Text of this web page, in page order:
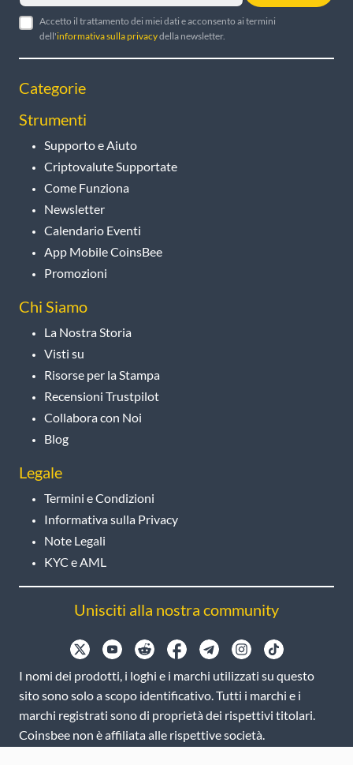
Accetto il trattamento dei miei dati e acconsento ai termini
dell'informativa sulla privacydella newsletter.
Categorie
Strumenti
Supporto e Aiuto
Criptovalute Supportate
Come Funziona
Newsletter
Calendario Eventi
App Mobile CoinsBee
Promozioni
Chi Siamo
La Nostra Storia
Visti su
Risorse per la Stampa
Recensioni Trustpilot
Collabora con Noi
Blog
Legale
Termini e Condizioni
Informativa sulla Privacy
Note Legali
KYC e AML
Unisciti alla nostra community
I nomi dei prodotti, i loghi e i marchi utilizzati su questo
sito sono solo a scopo identificativo. Tutti i marchi e i
marchi registrati sono di proprietà dei rispettivi titolari.
Coinsbee non è affiliata alle rispettive società.